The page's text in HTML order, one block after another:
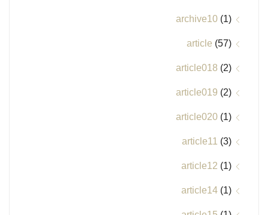
archive10 (1)
article (57)
article018 (2)
article019 (2)
article020 (1)
article11 (3)
article12 (1)
article14 (1)